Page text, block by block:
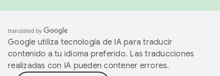
Google utiliza tecnología de IA para traducir
contenido a tu idioma preferido. Las traducciones
realizadas con IA pueden contener errores.